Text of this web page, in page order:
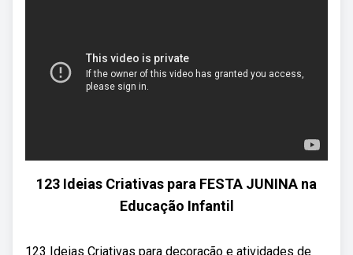
123 Ideias Criativas para FESTA JUNINA na
Educação Infantil
123 Ideias Criativas para decoração e atividades de